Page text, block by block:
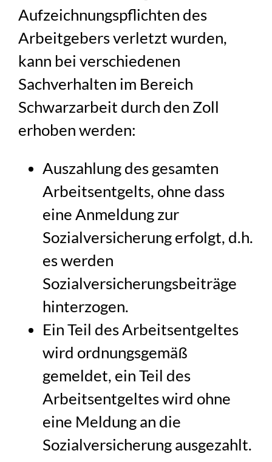
Aufzeichnungspflichten des
Arbeitgebers verletzt wurden,
kann bei verschiedenen
Sachverhalten im Bereich
Schwarzarbeit durch den Zoll
erhoben werden:
Auszahlung des gesamten
Arbeitsentgelts, ohne dass
eine Anmeldung zur
Sozialversicherung erfolgt, d.h.
es werden
Sozialversicherungsbeiträge
hinterzogen.
Ein Teil des Arbeitsentgeltes
wird ordnungsgemäß
gemeldet, ein Teil des
Arbeitsentgeltes wird ohne
eine Meldung an die
Sozialversicherung ausgezahlt.